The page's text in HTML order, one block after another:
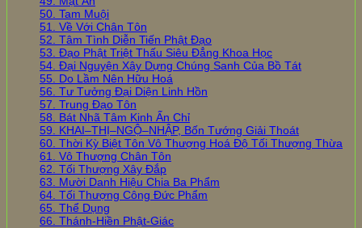
50. Tam Muội
51. Về Với Chân Tôn
52. Tâm Tình Diễn Tiến Phật Đạo
53. Đạo Phật Triệt Thấu Siêu Đẳng Khoa Học
54. Đại Nguyện Xây Dựng Chúng Sanh Của Bồ Tát
55. Do Lầm Nên Hữu Hoá
56. Tư Tưởng Đại Diện Linh Hồn
57. Trung Đạo Tôn
58. Bát Nhã Tâm Kinh Ấn Chỉ
59. KHAI–THỊ–NGỘ–NHẬP, Bốn Tướng Giải Thoát
60. Thời Kỳ Biệt Tôn Vô Thượng Hoá Độ Tối Thượng Thừa
61. Vô Thượng Chân Tôn
62. Tối Thượng Xây Đắp
63. Mười Danh Hiệu Chia Ba Phẩm
64. Tối Thượng Công Đức Phẩm
65. Thể Dụng
66. Thánh-Hiền Phật-Giác